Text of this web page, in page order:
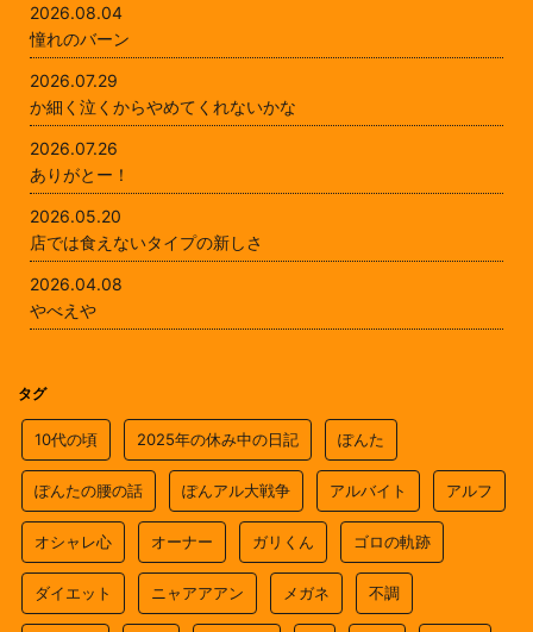
2026.08.04
憧れのバーン
2026.07.29
か細く泣くからやめてくれないかな
2026.07.26
ありがとー！
2026.05.20
店では食えないタイプの新しさ
2026.04.08
やべえや
タグ
10代の頃 2025年の休み中の日記 ぽんた
ぽんたの腰の話 ぽんアル大戦争 アルバイト アルフ
オシャレ心 オーナー ガリくん ゴロの軌跡
ダイエット ニャアアアン メガネ 不調